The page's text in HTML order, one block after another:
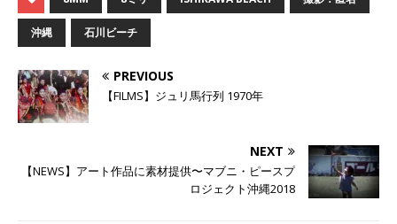
T
w
i
t
e
r
で
共
有
(
ウ
ィ
o
k
で
共
く
て
G
o
o
g
e
+
で
共
ウ
ィ
沖縄 石川ビーチ
PREVIOUS
【FILMS】ジュリ馬行列 1970年
NEXT
【NEWS】アート作品に素材提供〜マブニ・ピースプ
ロジェクト沖縄2018